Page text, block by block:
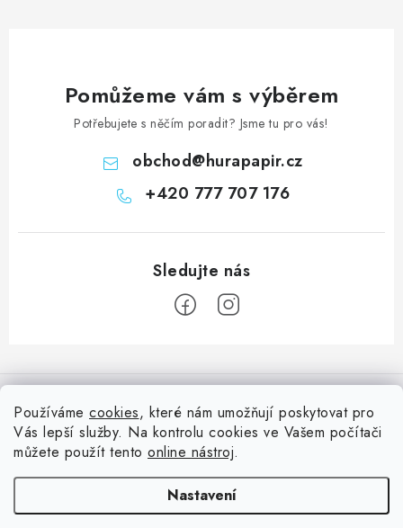
Používáme cookies, které nám umožňují poskytovat pro
Vás lepší služby. Na kontrolu cookies ve Vašem počítači
můžete použít tento online nástroj.
Nastavení
Pomůžeme vám s výběrem
Potřebujete s něčím poradit? Jsme tu pro vás!
obchod@hurapapir.cz
+420 777 707 176
á
Doprava
Nepřehlédněte
Blog s nápady a návody
Slovník pojmů, české návody